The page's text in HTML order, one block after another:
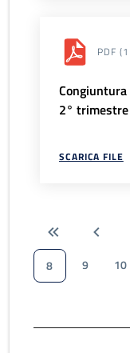
PDF
2°
SCARICA FILE
8
9 10